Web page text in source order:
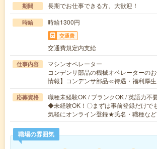
期間 長期でお仕事できる方、大歓迎！
時給 時給1300円
交通費
交通費規定内支給
仕事内容
マシンオペレーター
コンデンサ部品の機械オペレーターの
情報】コンデンサ部品≪待遇・福利厚
応募資格
職種未経験OK / ブランクOK / 英語力不
◆未経験OK！〇まずは事前登録だけで
気軽にオンライン登録★氏名・職種な
職場の雰囲気